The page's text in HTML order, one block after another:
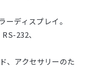
ディスプレイ。
232、
、アクセサリーのた